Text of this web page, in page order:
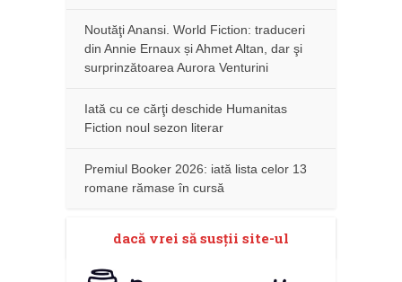
Noutăţi Anansi. World Fiction: traduceri
din Annie Ernaux și Ahmet Altan, dar şi
surprinzătoarea Aurora Venturini
Iată cu ce cărţi deschide Humanitas
Fiction noul sezon literar
Premiul Booker 2026: iată lista celor 13
romane rămase în cursă
dacă vrei să susţii site-ul